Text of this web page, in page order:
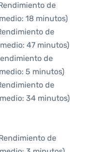
de
18 minutos)
de
47 minutos)
de
5 minutos)
de
34 minutos)
de